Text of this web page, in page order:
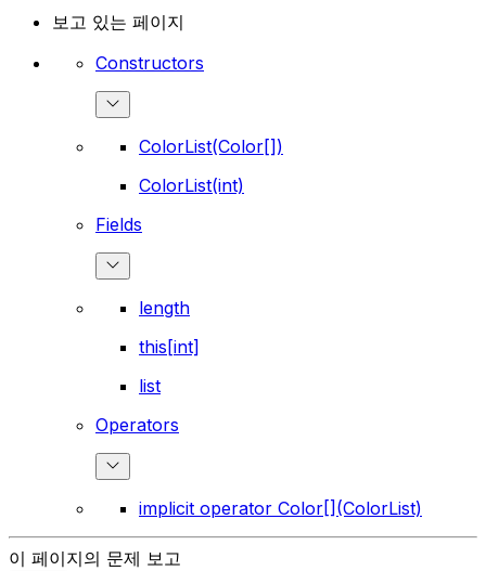
보고 있는 페이지
Constructors
ColorList(Color[])
ColorList(int)
Fields
length
this[int]
list
Operators
implicit operator Color[](ColorList)
이 페이지의 문제 보고